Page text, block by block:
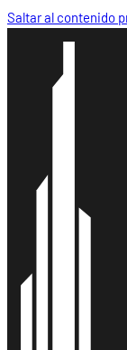
Saltar al contenido